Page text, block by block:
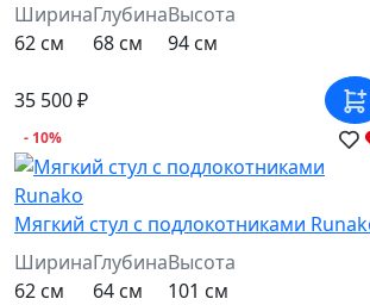
Ширина
62 см
Глубина
68 см
Высота
94 см
35 500 ₽
- 10%
Мягкий стул с подлокотниками
Ширина
62 см
Глубина
64 см
Высота
101 см